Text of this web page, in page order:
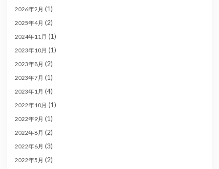
2026年2月 (1)
2025年4月 (2)
2024年11月 (1)
2023年10月 (1)
2023年8月 (2)
2023年7月 (1)
2023年1月 (4)
2022年10月 (1)
2022年9月 (1)
2022年8月 (2)
2022年6月 (3)
2022年5月 (2)